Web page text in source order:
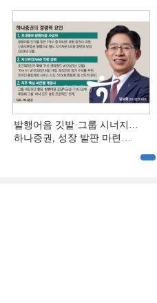
발행어음 깃발·그룹 시너지…
하나증권, 성장 발판 마련